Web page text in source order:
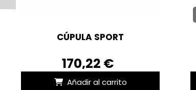
CÚPULA SPORT
170,22 €
Añadir al carrito